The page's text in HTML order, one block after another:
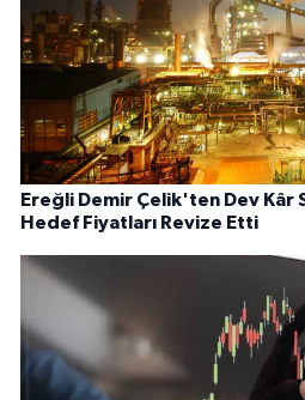
Ereğli Demir Çelik'ten Dev Kâr
Hedef Fiyatları Revize Etti